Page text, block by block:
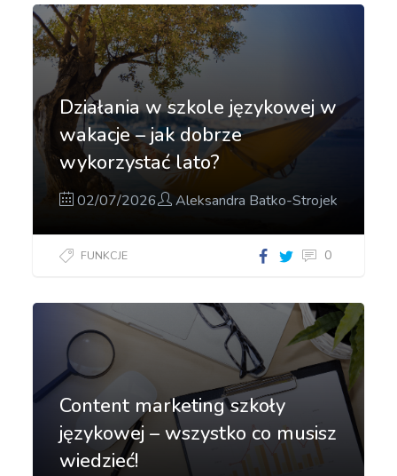
Działania w szkole językowej w
wakacje – jak dobrze
wykorzystać lato?
02/07/2026 Aleksandra Batko-Strojek
FUNKCJE 0
Content marketing szkoły
językowej – wszystko co musisz
wiedzieć!